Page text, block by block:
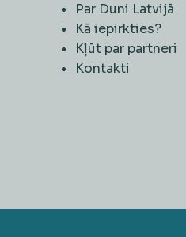
Par Duni Latvijā
Kā iepirkties?
Kļūt par partneri
Kontakti